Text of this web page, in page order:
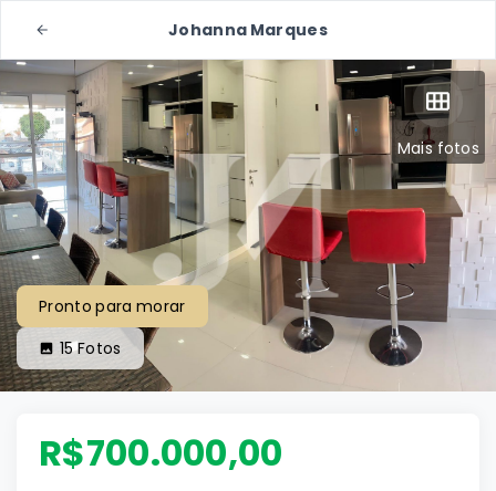
Johanna Marques
Mais fotos
Pronto para morar
15Fotos
R$700.000,00